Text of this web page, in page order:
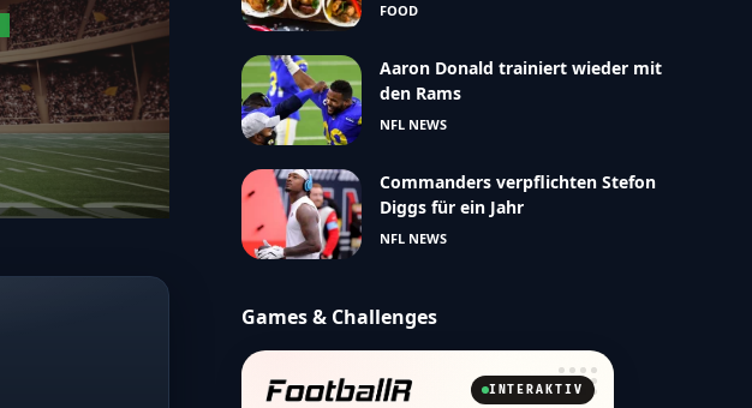
FOOD
Aaron Donald trainiert wieder mit
den Rams
NFL NEWS
Commanders verpflichten Stefon
Diggs für ein Jahr
NFL NEWS
Games & Challenges
INTERAKTIV